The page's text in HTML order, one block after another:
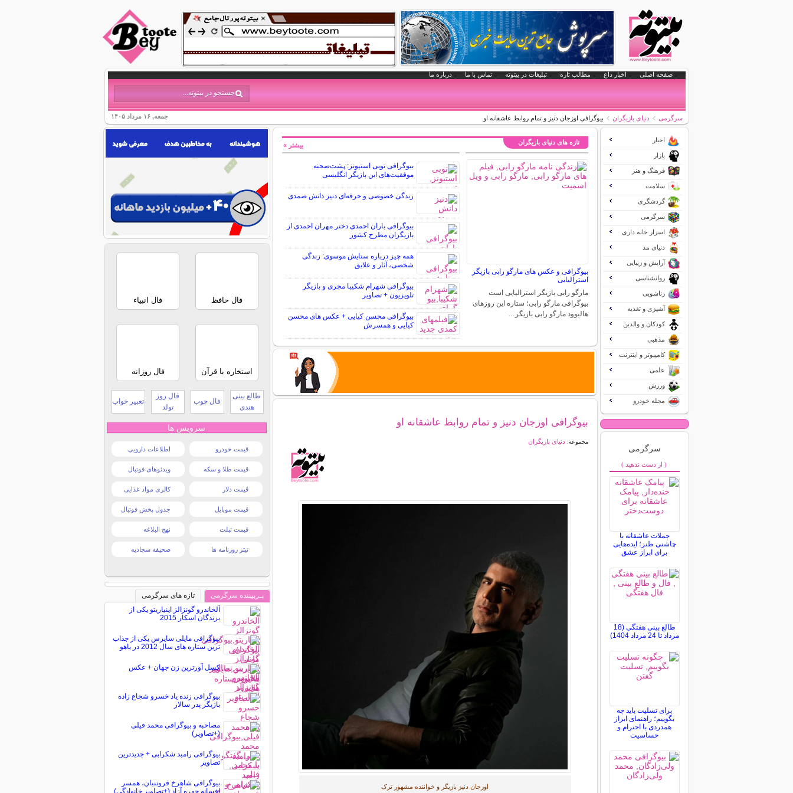
صفحه اصلی اخبار داغ مطالب تازه تبلیغات در بیتوته تماس با ما درباره ما
جمعه, ۱۶ مرداد ۱۴۰۵ سرگرمی دنیای بازیگران بیوگرافی اوزجان دنیز و تمام روابط عاشقانه او
تازه های دنیای بازیگران
بیوگرافی و عکس های مارگو رابی بازیگر
استرالیایی
مارگو رابی بازیگر استرالیایی است
بیوگرافی مارگو رابی؛ ستاره این روزهای
هالیوود مارگو رابی بازیگر…
بیوگرافی توبی استیونز: پشت‌صحنه
موفقیت‌های این بازیگر انگلیسی
زندگی خصوصی و حرفه‌ای دنیز دانش صمدی
بیوگرافی باران احمدی دختر مهران احمدی از
بازیگران مطرح کشور
همه چیز درباره ستایش موسوی: زندگی
شخصی، آثار و علایق
بیوگرافی شهرام شکیبا مجری و بازیگر
تلویزیون + تصاویر
بیوگرافی محسن کیایی + عکس های محسن
کیایی و همسرش
بیشتر »
بیوگرافی اوزجان دنیز و تمام روابط عاشقانه او
مجموعه:دنیای بازیگران
اوزجان دنیز بازیگر و خواننده مشهور ترک
اخبار
بازار
فرهنگ و هنر
سلامت
گردشگری
سرگرمی
اسرار خانه داری
دنیای مد
آرایش و زیبایی
روانشناسی
زناشویی
آشپزی و تغذیه
کودکان و والدین
مذهبی
کامپیوتر و اینترنت
علمی
ورزش
مجله خودرو
سرگرمی
( از دست ندهید )
جملات عاشقانه با
چاشنی طنز؛ ایده‌هایی
برای ابراز عشق
طالع بینی هفتگی (18
مرداد تا 24 مرداد 1404)
برای تسلیت باید چه
بگوییم؛ راهنمای ابراز
همدردی با احترام و
حساسیت
فال حافظ فال انبیاء
استخاره با قرآن فال روزانه
طالع بینی
هندی
فال چوب
فال روز
تولد
تعبیر خواب
سرویس ها
قیمت خودرو اطلاعات دارویی
قیمت طلا و سکه ویدئوهای فوتبال
قیمت دلار کالری مواد غذایی
قیمت موبایل جدول پخش فوتبال
قیمت تبلت نهج البلاغه
تیتر روزنامه ها صحیفه سجادیه
پـربیننده سرگرمی
تازه های سرگرمی
آلخاندرو گونزالز اینیاریتو یکی از
برندگان اسکار 2015
بیوگرافی مایلی سایرس یکی از جذاب
ترین ستاره های سال 2012 در یاهو
کسل آورترین زن جهان + عکس
بیوگرافی زنده یاد خسرو شجاع زاده
بازیگر پدر سالار
مصاحبه و بیوگرافی محمد فیلی
(+تصاویر)
بیوگرافی رامبد شکرابی + جدیدترین
تصاویر
بیوگرافی شاهرخ فروتنیان، همسر
افسانه چهره آزاد (+تصاویر خانوادگی)